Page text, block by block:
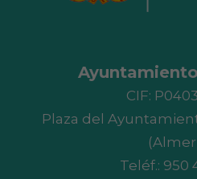
CIF:
Plaza del
Teléf.: 950